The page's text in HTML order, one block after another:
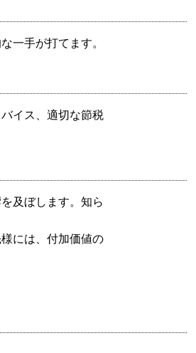
一手が打てます。
イス、適切な節税
及ぼします。知ら
には、付加価値の